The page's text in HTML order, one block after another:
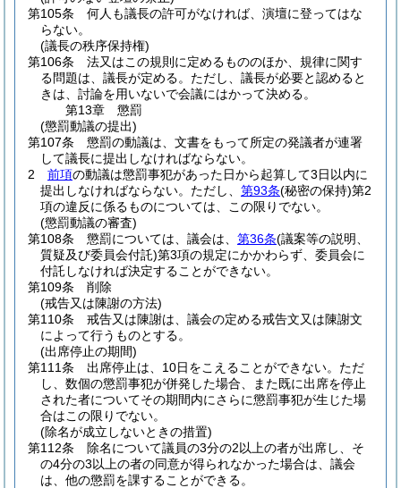
第105条
何人も議長の許可がなければ、演壇に登ってはな
らない。
(議長の秩序保持権)
第106条
法又はこの規則に定めるもののほか、規律に関す
る問題は、議長が定める。 ただし、議長が必要と認めると
きは、討論を用いないで会議にはかって決める。
第13章
懲罰
(懲罰動議の提出)
第107条
懲罰の動議は、文書をもって所定の発議者が連署
して議長に提出しなければならない。
2
前項の動議は懲罰事犯があった日から起算して3日以内に
提出しなければならない。 ただし、 第93条(秘密の保持)第2
項の違反に係るものについては、この限りでない。
(懲罰動議の審査)
第108条
懲罰については、議会は、 第36条(議案等の説明、
質疑及び委員会付託)第3項の規定にかかわらず、委員会に
付託しなければ決定することができない。
第109条
削除
(戒告又は陳謝の方法)
第110条
戒告又は陳謝は、議会の定める戒告文又は陳謝文
によって行うものとする。
(出席停止の期間)
第111条
出席停止は、10日をこえることができない。 ただ
し、数個の懲罰事犯が併発した場合、また既に出席を停止
された者についてその期間内にさらに懲罰事犯が生じた場
合はこの限りでない。
(除名が成立しないときの措置)
第112条
除名について議員の3分の2以上の者が出席し、そ
の4分の3以上の者の同意が得られなかった場合は、議会
は、他の懲罰を課することができる。